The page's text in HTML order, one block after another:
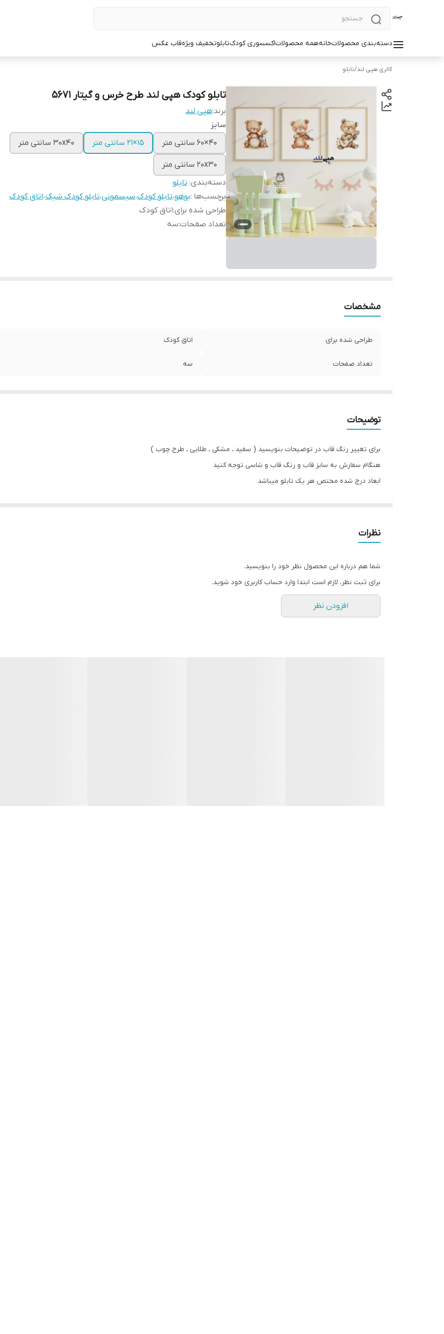
دسته‌بندی محصولاتخانههمه محصولاتاکسسوری کودکتابلوتخفیف ویژهقاب عکس
گالری هپی لند/تابلو
تابلو کودک هپی لند طرح خرس و گیتار 5671
برند:هپی لند
سایز
40×60 سانتی متر
15×21 سانتی متر 30x40 سانتی متر
20x30 سانتی متر
دسته‌بندی: تابلو
برچسب‌ها :بوهو،تابلو کودک،سیسمونی،تابلو کودک شیک،اتاق کودک
طراحی شده برای:اتاق کودک
تعداد صفحات:سه
مشخصات
طراحی شده برای اتاق کودک
تعداد صفحات سه
توضیحات
برای تغییر رنگ قاب در توضیحات بنویسید ( سفید ـ مشکی ـ طلایی ـ طرح چوب )
هنگام سفارش به سایز قاب و رنگ قاب و شاسی توجه کنید
ابعاد درج شده مختص هر یک تابلو میباشد
تابلو های فوق با چاپ روی کاغذ فوجی فیلم ( سیلک عکاسی ) با بروزترین دستگاه ها انجام میشود و در برابر نور خورشید مقاوم بوده و
جنس قاب ها pvc و همراه با شیشه و بست اویز میباشد
نظرات
شما هم درباره این محصول نظر خود را بنویسید.
برای ثبت نظر، لازم است ابتدا وارد حساب کاربری خود شوید.
افزودن نظر